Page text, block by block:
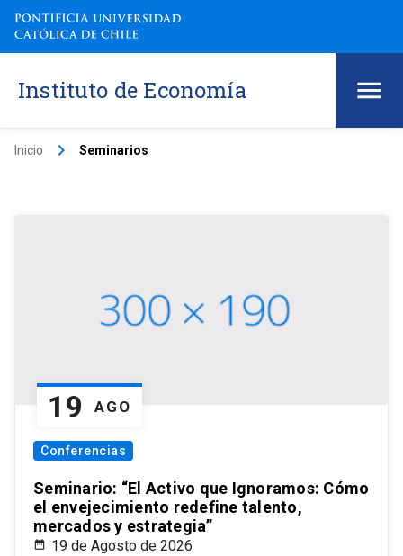
Instituto de Economía
Inicio keyboard_arrow_right Seminarios
19 AGO
Conferencias
Seminario: “El Activo que Ignoramos: Cómo
el envejecimiento redefine talento,
mercados y estrategia”
19 de Agosto de 2026